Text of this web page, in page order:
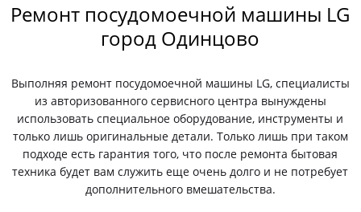
Ремонт посудомоечной машины LG
город Одинцово
Выполняя ремонт посудомоечной машины LG, специалисты
из авторизованного сервисного центра вынуждены
использовать специальное оборудование, инструменты и
только лишь оригинальные детали. Только лишь при таком
подходе есть гарантия того, что после ремонта бытовая
техника будет вам служить еще очень долго и не потребует
дополнительного вмешательства.